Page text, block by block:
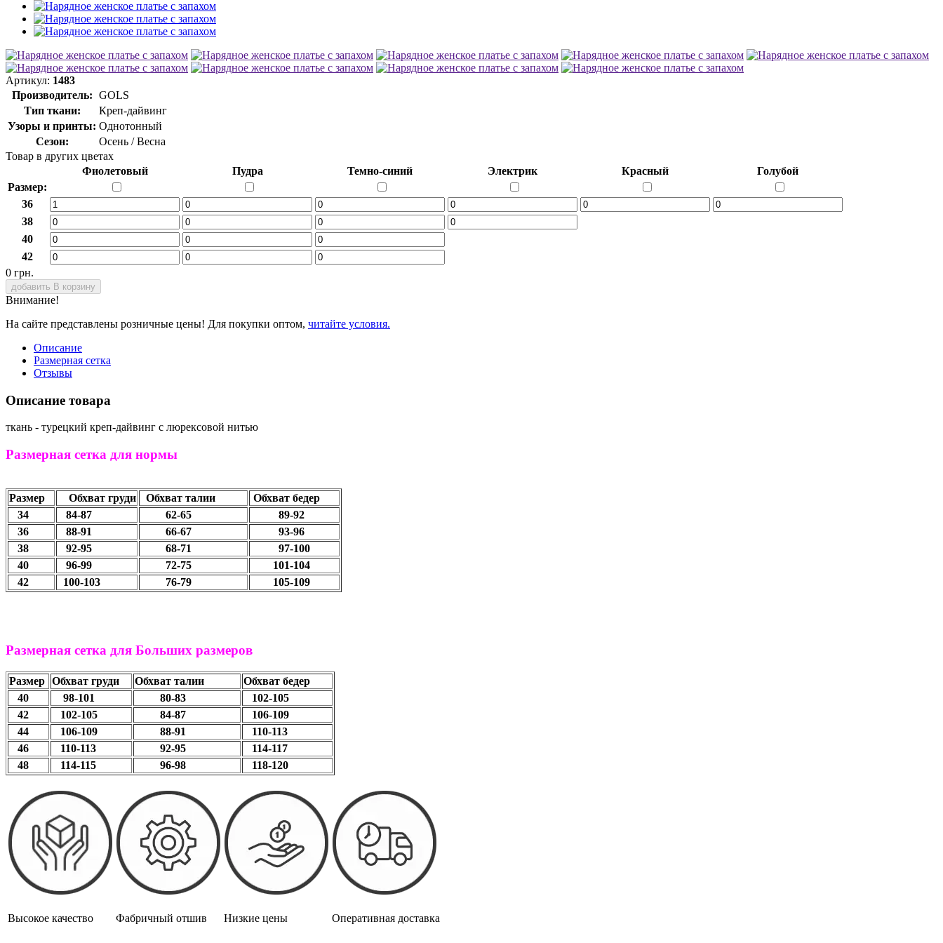
Артикул: 1483
Производитель: GOLS
Тип ткани:
Креп-дайвинг
Узоры и принты: Однотонный
Сезон:
Осень / Весна
Товар в других цветах
Фиолетовый
Пудра Темно-синий Электрик Красный
Голубой
Размер:
36
38
40
42
0 грн.
добавить В корзину
Внимание!
На сайте представлены розничные цены! Для покупки оптом, читайте условия.
Описание
Размерная сетка
Отзывы
Описание товара
ткань - турецкий креп-дайвинг с люрексовой нитью
Размерная сетка для нормы
Размер Обхват груди Обхват талии
Обхват бедер
34
84-87 62-65
89-92
36
88-91 66-67
93-96
38
92-95 68-71
97-100
40
96-99 72-75
101-104
42
100-103 76-79 105-109
Размерная сетка для Больших размеров
Размер Обхват груди Обхват талии
Обхват бедер
40
98-101 80-83
102-105
42
102-105 84-87
106-109
44
106-109 88-91
110-113
46
110-113 92-95
114-117
48
114-115 96-98 118-120
Высокое качество Фабричный отшив Низкие цены Оперативная доставка